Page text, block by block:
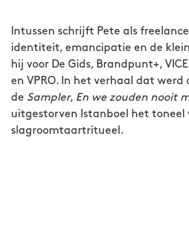
Intussen schrijft Pete als
identiteit, emancipatie en de
hij voor De Gids, Brandpunt+,
en VPRO. In het verhaal dat werd
de Sampler, En we zouden nooit
uitgestorven Istanboel het toneel
slagroomtaartritueel.